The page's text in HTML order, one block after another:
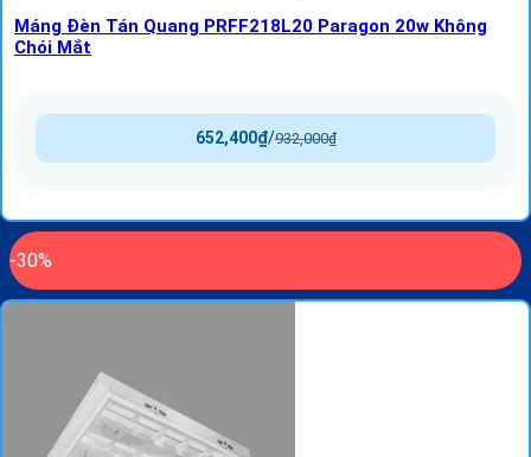
Máng Đèn Tán Quang PRFF218L20 Paragon 20w Không
Chói Mắt
932,000₫
/
652,400₫
-30%